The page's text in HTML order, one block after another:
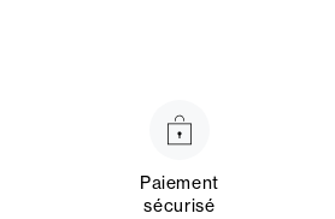
Paiement
sécurisé